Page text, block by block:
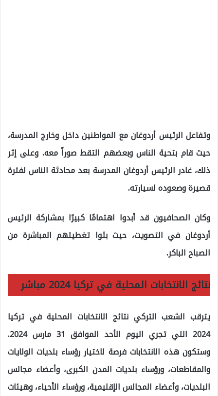
وتفاعل الرئيس أردوغان مع المواطنين داخل وخارج المدرسة،
حيث قام بتحية الناس وبعضهم التقط صوراً معه. وعلى إثر
ذلك، غادر الرئيس أردوغان المدرسة بعد محادثة الناس لفترة
قصيرة وصعوده لسيارته.
وكان الصحافيون قد أبدوا اهتمامًا كبيرًا بمشاركة الرئيس
أردوغان في التصويت، حيث بثوا تغطيتهم المباشرة من
الصباح الباكر.
نتائج الانتخابات المحلية في تركيا 2024 مباشر
يترقب الشعب التركي نتائج الانتخابات المحلية في تركيا
2024 التي تجري اليوم الأحد الموافق 31 مارس 2024.
وستكون هذه الانتخابات فرصة لاختيار رؤساء بلديات الولايات
والمقاطعات، ورؤساء بلديات المدن الكبرى، وأعضاء مجالس
البلديات، وأعضاء المجالس الإقليمية، ورؤساء الأحياء، وهيئات